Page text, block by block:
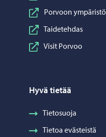
Porvoon
Taidetehdas
Visit Porvoo
Hyvä tietää
Tietosuoja
Tietoa evästeistä